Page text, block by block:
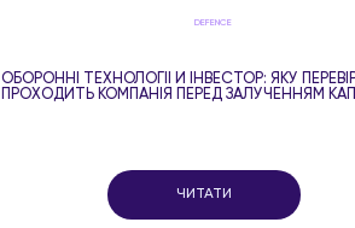
DEFENCE
ОБОРОННІ ТЕХНОЛОГІЇ Й ІНВЕСТОР: ЯКУ
ПРОХОДИТЬ КОМПАНІЯ ПЕРЕД ЗАЛУЧЕННЯМ
ЧИТАТИ